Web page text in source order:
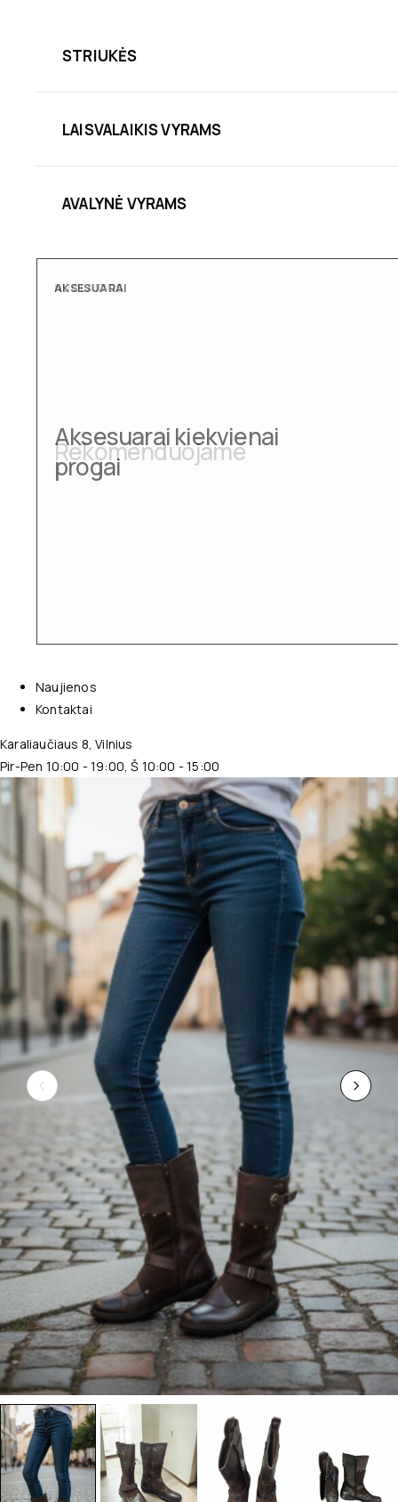
STRIUKĖS
LAISVALAIKIS VYRAMS
AVALYNĖ VYRAMS
AKSESUARAI
Aksesuarai kiekvienai
progai
Naujienos
Kontaktai
Karaliaučiaus 8, Vilnius
Pir-Pen 10:00 - 19:00, Š 10:00 - 15:00